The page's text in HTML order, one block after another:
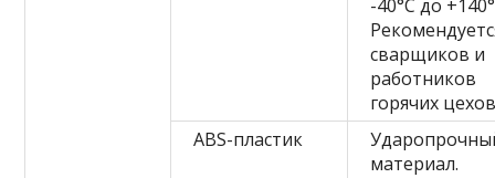
-40°C до
сварщиков и
работников
горячих
ABS-пластик
материал.